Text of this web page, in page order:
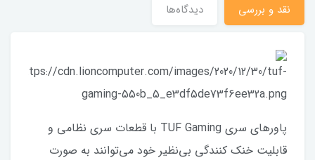
نقد و بررسی دیدگاه‌ها
پاورهای سری TUF Gaming با قطعات سری نظامی و
قابلیت خنک کنندگی بی‌نظیر خود می‌توانند به صورت